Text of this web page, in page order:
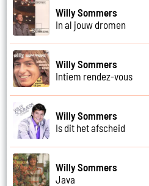
Willy Sommers
In al jouw dromen
Willy Sommers
Intiem rendez-vous
Willy Sommers
Is dit het afscheid
Willy Sommers
Java